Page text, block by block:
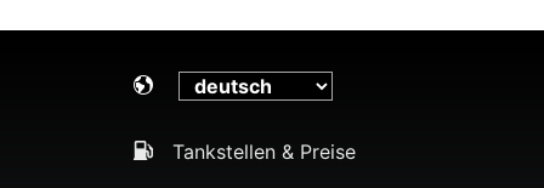
Tankstellen & Preise